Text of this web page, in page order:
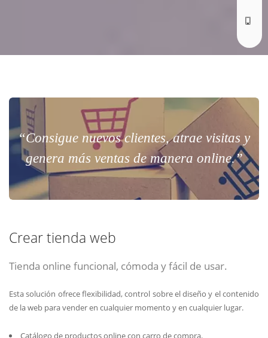
“Consigue nuevos clientes, atrae visitas y
genera más ventas de manera online.”
Crear tienda web
Tienda online funcional, cómoda y fácil de usar.
Esta solución ofrece flexibilidad, control sobre el diseño y el contenido
de la web para vender en cualquier momento y en cualquier lugar.
Catálogo de productos online con carro de compra.